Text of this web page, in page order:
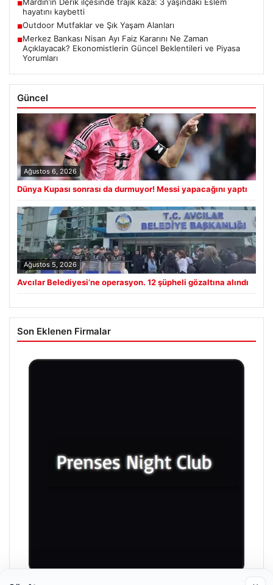
■
hayatını kaybetti
■Outdoor Mutfaklar ve Şık Yaşam Alanları
■Merkez Bankası Nisan Ayı Faiz Kararını Ne Zaman
Açıklayacak? Ekonomistlerin Güncel Beklentileri ve Piyasa
Yorumları
Güncel
Ağustos 6, 2026
Dünya Kupası sonrası da durmuyor! Messi yapacağını yaptı
Ağustos 5, 2026
Avcılar Belediyesi’ne operasyon. 12 şüpheli gözaltına alındı
Son Eklenen Firmalar